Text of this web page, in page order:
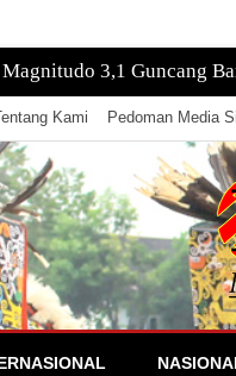
Magnitudo 3,1 Guncang
Kami Pedoman Media
Kemerdekaan dan